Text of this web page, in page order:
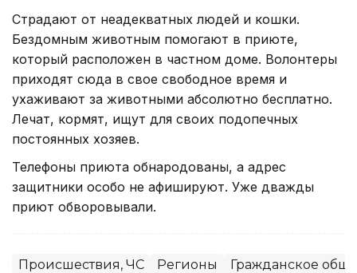
Страдают от неадекватных людей и кошки.
Бездомным животным помогают в приюте,
который расположен в частном доме. Волонтеры
приходят сюда в свое свободное время и
ухаживают за животными абсолютно бесплатно.
Лечат, кормят, ищут для своих подопечных
постоянных хозяев.
Телефоны приюта обнародованы, а адрес
защитники особо не афишируют. Уже дважды
приют обворовывали.
Происшествия, ЧС Регионы Гражданское